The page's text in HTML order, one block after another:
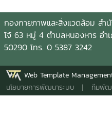
กองกายภาพและสิ่งแวดล้อม สำ
โจ้ 63 หมู่ 4 ตำบลหนองหาร อำ
50290 โทร. 0 5387 3242
Web Template
นโยบายการพัฒนาระบบ | ทีมพัฒ